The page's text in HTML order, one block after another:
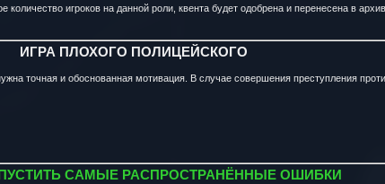
игроков на данной роли, квента будет одобрена и перенесена в
ИГРА ПЛОХОГО ПОЛИЦЕЙСКОГО
точная и обоснованная мотивация. В случае совершения преступления
САМЫЕ РАСПРОСТРАНЁННЫЕ ОШИБКИ